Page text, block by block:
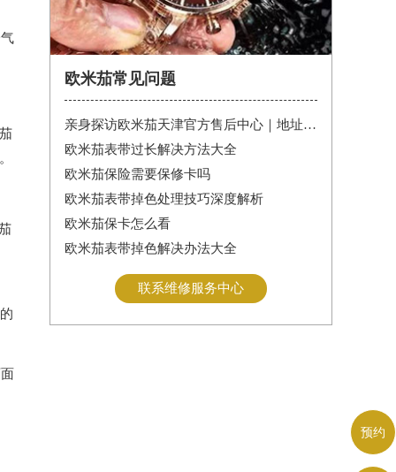
欧米茄常见问题
亲身探访欧米茄天津官方售后中心｜地址报修全流程真实经历（2026年6月最新）
欧米茄表带过长解决方法大全
欧米茄保险需要保修卡吗
欧米茄表带掉色处理技巧深度解析
欧米茄保卡怎么看
欧米茄表带掉色解决办法大全
联系维修服务中心
预约